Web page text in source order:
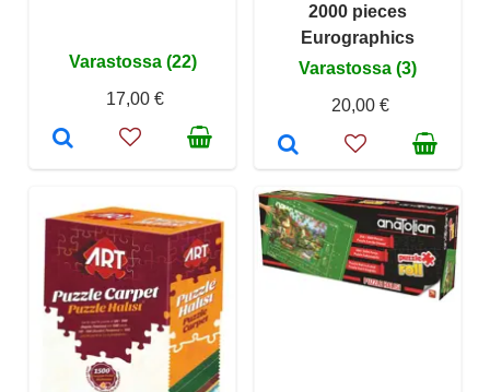
Varastossa (22)
17,00 €
2000 pieces
Eurographics
Varastossa (3)
20,00 €